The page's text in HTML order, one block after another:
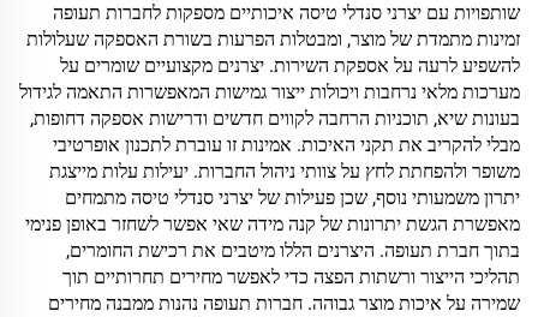
שותפויות עם יצרני סנדלי טיסה איכותיים מספקות לחברות תעופה
זמינות מתמדת של מוצר, ומבטלות הפרעות בשורת האספקה שעלולות
להשפיע לרעה על אספקת השירות. יצרנים מקצועיים שומרים על
מערכות מלאי נרחבות ויכולות ייצור גמישות המאפשרות התאמה לגידול
בעונות שיא, תוכניות הרחבה לקווים חדשים ודרישות אספקה דחופות,
מבלי להקריב את תקני האיכות. אמינות זו עוברת לתכנון אופרטיבי
משופר ולהפחתת לחץ על צוותי ניהול החברות. יעילות עלות מייצגת
יתרון משמעותי נוסף, שכן פעילות של יצרני סנדלי טיסה מתמחים
מאפשרת הגשת יתרונות של קנה מידה שאי אפשר לשחזר באופן פנימי
בתוך חברת תעופה. היצרנים הללו מיטבים את רכישת החומרים,
תהליכי הייצור ורשתות הפצה כדי לאפשר מחירים תחרותיים תוך
שמירה על איכות מוצר גבוהה. חברות תעופה נהנות ממבנה מחירים